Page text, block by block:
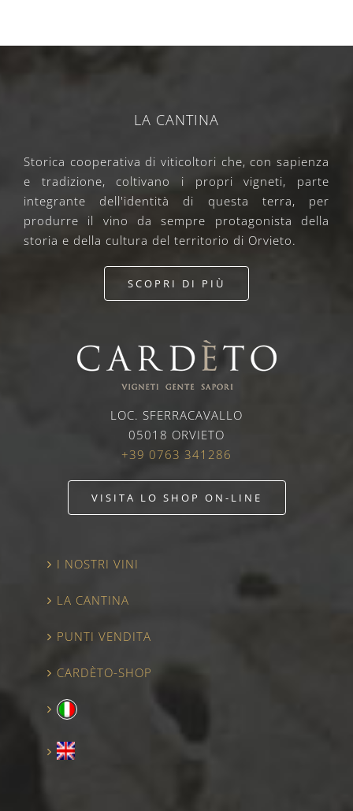
LA CANTINA
Storica cooperativa di viticoltori che, con sapienza
e tradizione, coltivano i propri vigneti, parte
integrante dell'identità di questa terra, per
produrre il vino da sempre protagonista della
storia e della cultura del territorio di Orvieto.
SCOPRI DI PIÙ
LOC. SFERRACAVALLO
05018 ORVIETO
+39 0763 341286
VISITA LO SHOP ON-LINE
I NOSTRI VINI
LA CANTINA
PUNTI VENDITA
CARDÈTO-SHOP